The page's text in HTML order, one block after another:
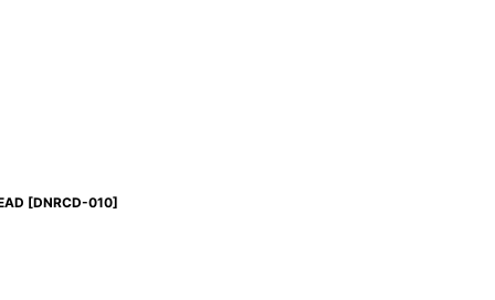
[DNRCD-010]